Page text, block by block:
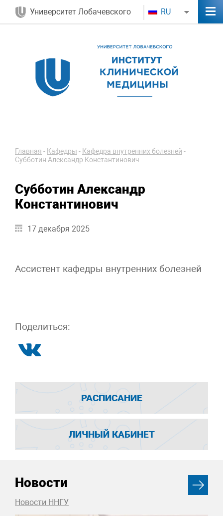
Университет Лобачевского RU
Главная - Кафедры - Кафедра внутренних болезней -
Субботин Александр Константинович
Субботин Александр
Константинович
17 декабря 2025
Ассистент кафедры внутренних болезней
Поделиться:
РАСПИСАНИЕ
ЛИЧНЫЙ КАБИНЕТ
Новости
Новости ННГУ